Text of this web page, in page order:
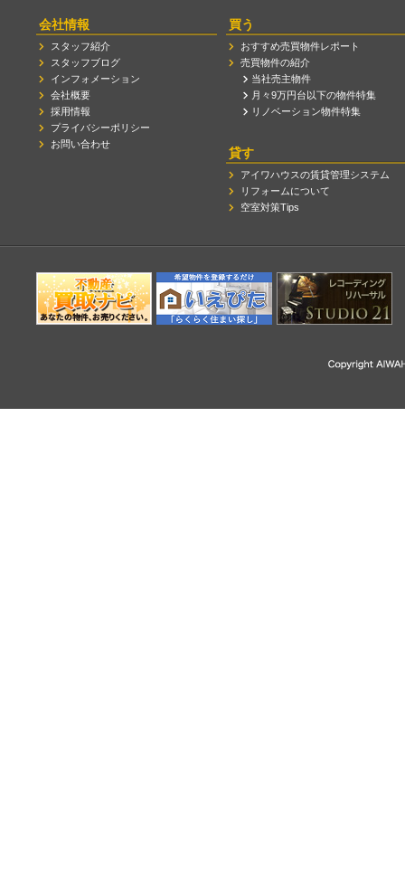
会社情報
スタッフ紹介
スタッフブログ
インフォメーション
会社概要
採用情報
プライバシーポリシー
お問い合わせ
買う
おすすめ売買物件レポート
売買物件の紹介
当社売主物件
月々9万円台以下の物件特集
リノベーション物件特集
貸す
アイワハウスの賃貸管理システム
リフォームについて
空室対策Tips